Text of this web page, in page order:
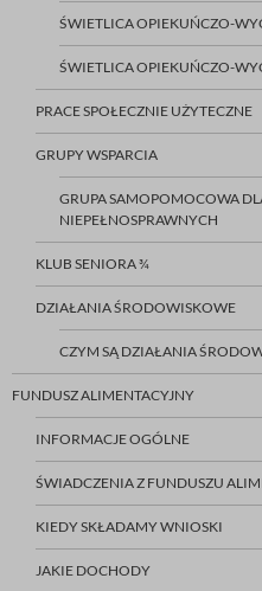
ŚWIETLICA OPIEKUŃCZO-
ŚWIETLICA OPIEKUŃCZO-
PRACE SPOŁECZNIE UŻYTECZNE
GRUPY WSPARCIA
GRUPA SAMOPOMOCOWA
NIEPEŁNOSPRAWNYCH
KLUB SENIORA ¾
DZIAŁANIA ŚRODOWISKOWE
CZYM SĄ DZIAŁANIA
FUNDUSZ ALIMENTACYJNY
INFORMACJE OGÓLNE
ŚWIADCZENIA Z FUNDUSZU
KIEDY SKŁADAMY WNIOSKI
JAKIE DOCHODY